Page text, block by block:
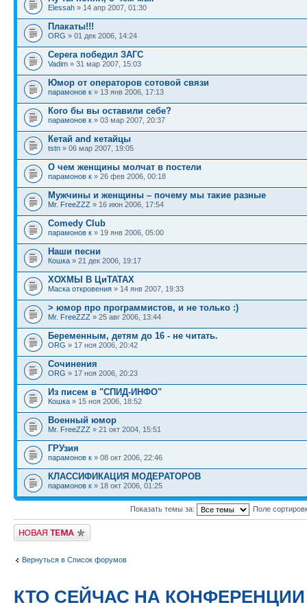
Elessah » 14 апр 2007, 01:30
Плакаты!!!
ORG » 01 дек 2006, 14:24
Серега победил ЗАГС
Vadim » 31 мар 2007, 15:03
Юмор от операторов сотовой связи
парамонов к » 13 янв 2006, 17:13
Кого бы вы оставили себе?
парамонов к » 03 мар 2007, 20:37
Кетай and кетайцы
tstn » 06 мар 2007, 19:05
О чем женщины молчат в постели
парамонов к » 26 фев 2006, 00:18
Мужчины и женщины – почему мы такие разные
Mr. FreeZZZ » 16 июн 2006, 17:54
Comedy Club
парамонов к » 19 янв 2006, 05:00
Наши песни
Кошка » 21 дек 2006, 19:17
ХОХМЫ В ЦиТАТАХ
Маска откровения » 14 янв 2007, 19:33
> юмор про программистов, и не только :)
Mr. FreeZZZ » 25 авг 2006, 13:44
Беременным, детям до 16 - не читать.
ORG » 17 ноя 2006, 20:42
Сочинения
ORG » 17 ноя 2006, 20:23
Из писем в "СПИД-ИНФО"
Кошка » 15 ноя 2006, 18:52
Военный юмор
Mr. FreeZZZ » 21 окт 2004, 15:51
ГРУзия
парамонов к » 08 окт 2006, 22:46
КЛАССИФИКАЦИЯ МОДЕРАТОРОВ
парамонов к » 18 окт 2006, 01:25
Показать темы за: Поле
Новая тема
Вернуться в Список форумов
КТО СЕЙЧАС НА КОНФЕРЕНЦИИ